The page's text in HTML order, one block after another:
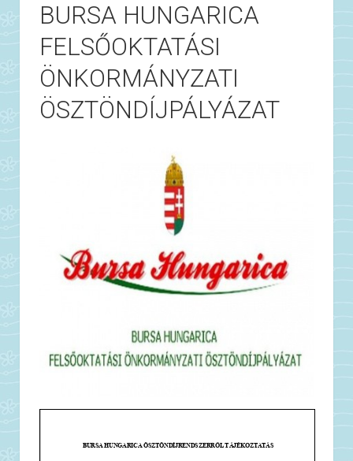
BURSA HUNGARICA
FELSŐOKTATÁSI
ÖNKORMÁNYZATI
ÖSZTÖNDÍJPÁLYÁZAT